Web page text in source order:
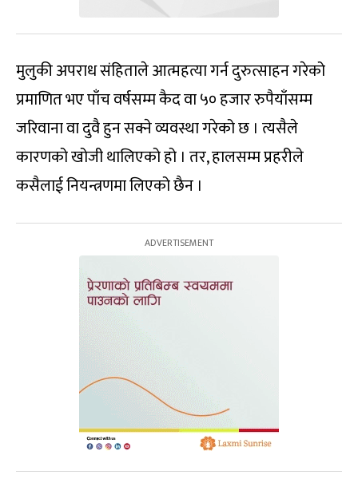
मुलुकी अपराध संहिताले आत्महत्या गर्न दुरुत्साहन गरेको
प्रमाणित भए पाँच वर्षसम्म कैद वा ५० हजार रुपैयाँसम्म
जरिवाना वा दुवै हुन सक्ने व्यवस्था गरेको छ । त्यसैले
कारणको खोजी थालिएको हो । तर, हालसम्म प्रहरीले
कसैलाई नियन्त्रणमा लिएको छैन ।